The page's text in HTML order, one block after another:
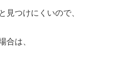
見つけにくいので、
合は、